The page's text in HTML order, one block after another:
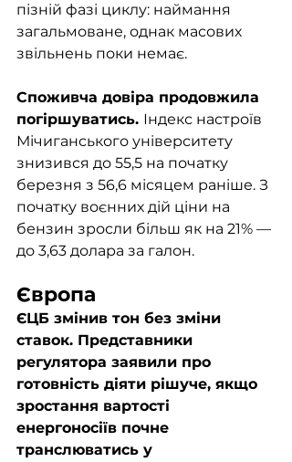
пізній фазі циклу: наймання
загальмоване, однак масових
звільнень поки немає.
Споживча довіра продовжила
погіршуватись. Індекс настроїв
Мічиганського університету
знизився до 55,5 на початку
березня з 56,6 місяцем раніше. З
початку воєнних дій ціни на
бензин зросли більш як на 21% —
до 3,63 долара за галон.
Європа
ЄЦБ змінив тон без зміни
ставок. Представники
регулятора заявили про
готовність діяти рішуче, якщо
зростання вартості
енергоносіїв почне
транслюватись у